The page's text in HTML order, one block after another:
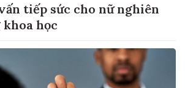
tiếp sức cho nữ nghiên
học